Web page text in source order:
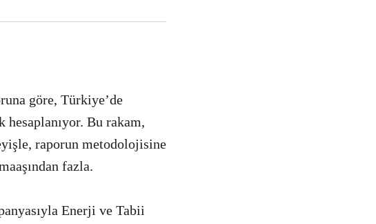
göre, Türkiye’de
Bu rakam,
raporun metodolojisine
fazla.
Enerji ve Tabii